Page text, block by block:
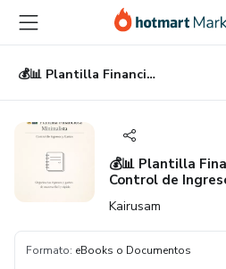
principal
página
de
página
💰📊 Plantilla Financiera Minimalista – Control de Ingresos y Gastos 📝✨
💰📊 Plantilla
Control de
Kairusam
Formato: eBooks o Documentos